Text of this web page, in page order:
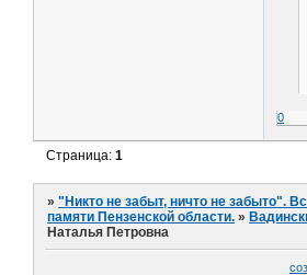
0
Страница:1
»"Никто не забыт, ничто не забыто".
памяти Пензенской области. »
Наталья Петровна